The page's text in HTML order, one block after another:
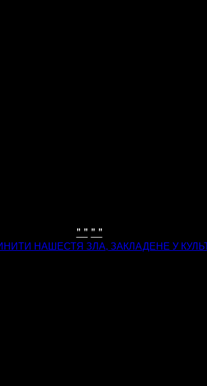
" " " "
НАШЕСТЯ ЗЛА, ЗАКЛАДЕНЕ У